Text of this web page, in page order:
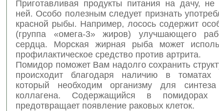
Приготавливая продукты питания на дачу, не
ней. Особо полезным следует признать
красной рыбы. Например, лосось содержит
(группа «омега-3» жиров) улучшающего
сердца. Морская жирная рыба может
профилактическое средство против артрита.
Помидор поможет Вам надолго сохранить
происходит благодаря наличию в
который необходим организму для
коллагена. Содержащийся в помидорах
предотвращает появление раковых клеток.